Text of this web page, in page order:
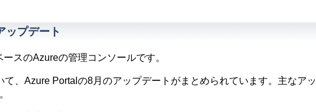
ップデート
スのAzureの管理コンソールです。
て、Azure Portalの8月のアップデートがまとめられています。主なアッ